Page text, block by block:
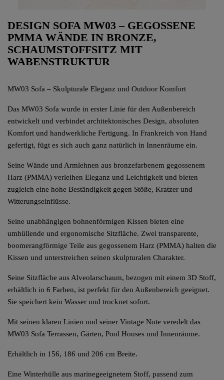
DESIGN SOFA MW03 – GEGOSSENE
PMMA WÄNDE IN BRONZE,
SCHAUMSTOFFSITZ MIT
WABENSTRUKTUR
MW03 Sofa – Skulpturale Eleganz und Outdoor Komfort
Das MW03 Sofa wurde in erster Linie für den Außenbereich
entwickelt und verbindet architektonisches Design, absoluten
Komfort und handwerkliche Fertigung. In Frankreich von Hand
gefertigt, fügt es sich auch ganz natürlich in Innenräume ein.
Seine Wände und Armlehnen aus bronzefarbenem gegossenem
Harz (PMMA) verleihen Eleganz und Leichtigkeit und bieten
zugleich eine hohe Beständigkeit gegen Stöße, Kratzer und
Witterungseinflüsse.
Seine unabhängigen bohnenförmigen Kissen bieten eine
umhüllende und ergonomische Sitzfläche. Zwei transparente,
boomerangförmige Teile aus gegossenem Harz (PMMA) halten die
Kissen und unterstreichen seinen skulpturalen Charakter.
Seine Sitzfläche aus Alveolarschaum, bezogen mit einem 3D Stoff,
erhältlich in 6 Farben, ist perfekt für den Außenbereich geeignet.
Sie speichert kein Wasser und trocknet sofort.
Mit seinen klaren Linien und seiner Vintage Note veredelt das
MW03 Sofa Terrassen, Gärten, Pool Houses und Innenräume.
Erhältlich in 156, 186 und 206 cm Breite.
Eine Winterhülle aus marinegeeignetem Stoff, passend zum